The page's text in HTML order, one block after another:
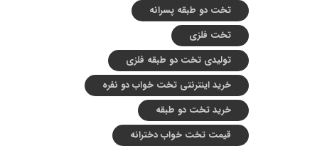
تخت دو طبقه پسرانه
تخت فلزی
تولیدی تخت دو طبقه فلزی
خرید اینترنتی تخت خواب دو نفره
خرید تخت دو طبقه
قیمت تخت خواب دخترانه